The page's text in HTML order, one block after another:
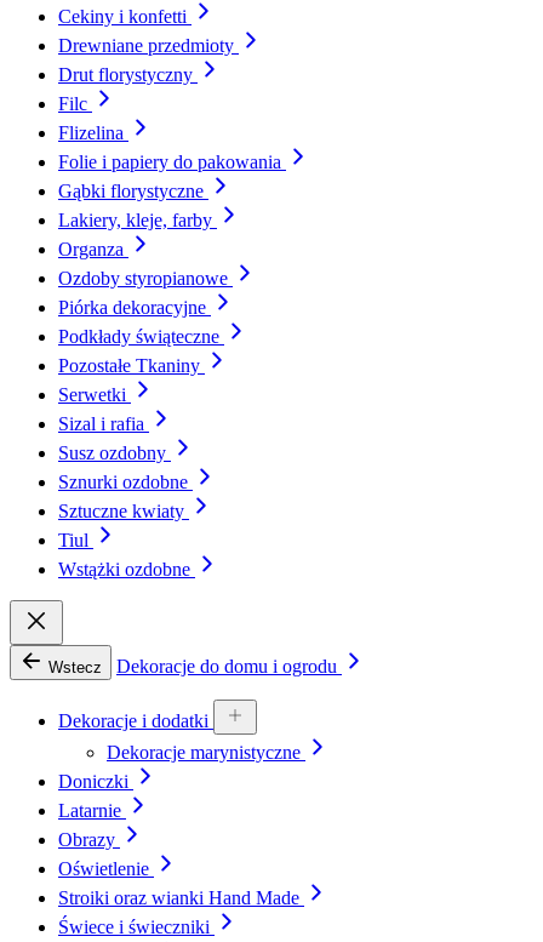
Cekiny i konfetti
Drewniane przedmioty
Drut florystyczny
Filc
Flizelina
Folie i papiery do pakowania
Gąbki florystyczne
Lakiery, kleje, farby
Organza
Ozdoby styropianowe
Piórka dekoracyjne
Podkłady świąteczne
Pozostałe Tkaniny
Serwetki
Sizal i rafia
Susz ozdobny
Sznurki ozdobne
Sztuczne kwiaty
Tiul
Wstążki ozdobne
Wstecz Dekoracje do domu i ogrodu
Dekoracje i dodatki
Dekoracje marynistyczne
Doniczki
Latarnie
Obrazy
Oświetlenie
Stroiki oraz wianki Hand Made
Świece i świeczniki